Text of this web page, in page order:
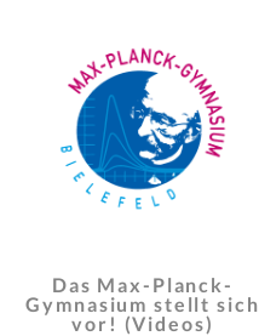
Das Max-Planck-
Gymnasium stellt sich
vor! (Videos)